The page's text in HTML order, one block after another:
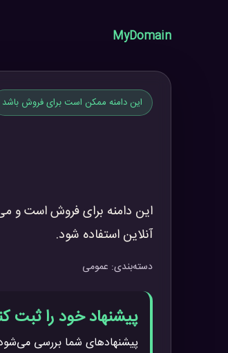
MyDomain
این دامنه ممکن است برای فروش باشد
این دامنه برای فروش است و
آنلاین استفاده شود.
دسته‌بندی: عمومی
پیشنهاد خود را ثبت
پیشنهادهای شما بررسی